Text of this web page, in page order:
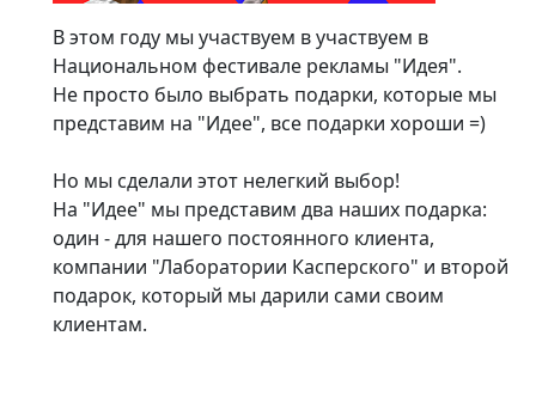
В этом году мы участвуем в участвуем в
Национальном фестивале рекламы "Идея".
Не просто было выбрать подарки, которые мы
представим на "Идее", все подарки хороши =)
Но мы сделали этот нелегкий выбор!
На "Идее" мы представим два наших подарка:
один - для нашего постоянного клиента,
компании "Лаборатории Касперского" и второй
подарок, который мы дарили сами своим
клиентам.